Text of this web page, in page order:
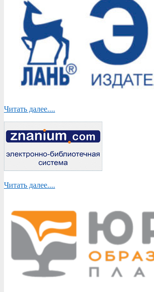
Читать далее....
Читать далее....